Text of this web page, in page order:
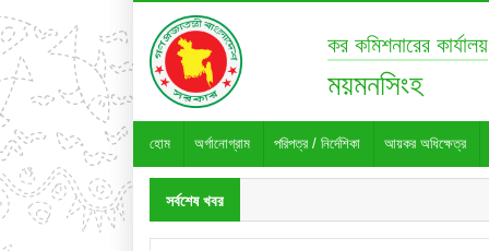
কর কমিশনারের কার্যালয়
ময়মনসিংহ
হোম অর্গানোগ্রাম পরিপত্র / নির্দেশিকা আয়কর অধিক্ষেত্র
সর্বশেষ খবর